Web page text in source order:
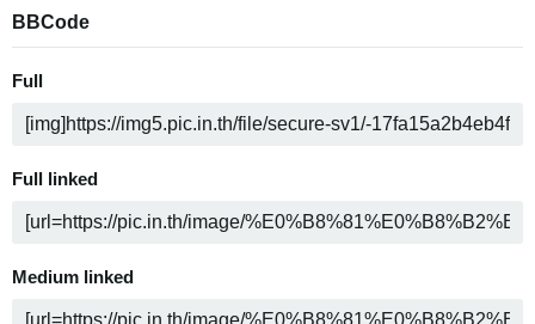
BBCode
Full
Full linked
Medium linked